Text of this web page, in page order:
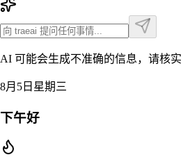
AI 可能会生成不准确的信息，请核
8月5日星期三
下午好